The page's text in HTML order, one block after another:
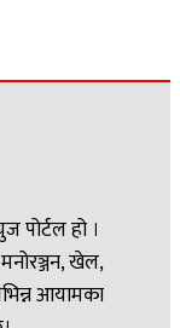
पोर्टल हो ।
खेल,
आयामका